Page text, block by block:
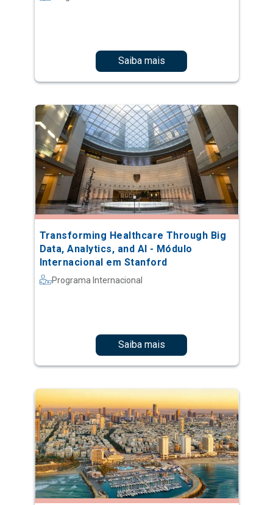
Saiba mais
Transforming Healthcare Through Big
Data, Analytics, and AI - Módulo
Internacional em Stanford
Programa Internacional
Saiba mais